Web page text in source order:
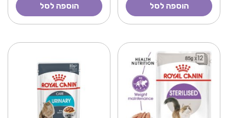
הוספה לסל הוספה לסל